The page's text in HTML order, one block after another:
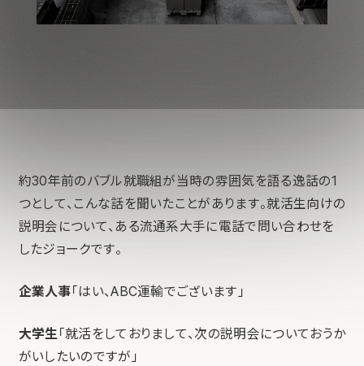
約30年前のバブル就職組が当時の雰囲気を語る逸話の1
つとして、こんな話を聞いたことがあります。就活生向けの
説明会について、ある流通系大手に電話で問い合わせを
したジョークです。
企業人事「はい、ABC運輸でございます」
大学生 「就活をしておりまして、次の説明会についておうか
がいしたいのですが」